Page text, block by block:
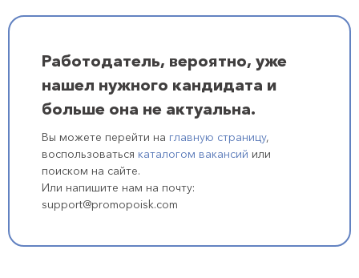
Работодатель, вероятно, уже
нашел нужного кандидата и
больше она не актуальна.
Вы можете перейти на главную страницу,
воспользоваться каталогом вакансий или
поиском на сайте.
Или напишите нам на почту:
support@promopoisk.com